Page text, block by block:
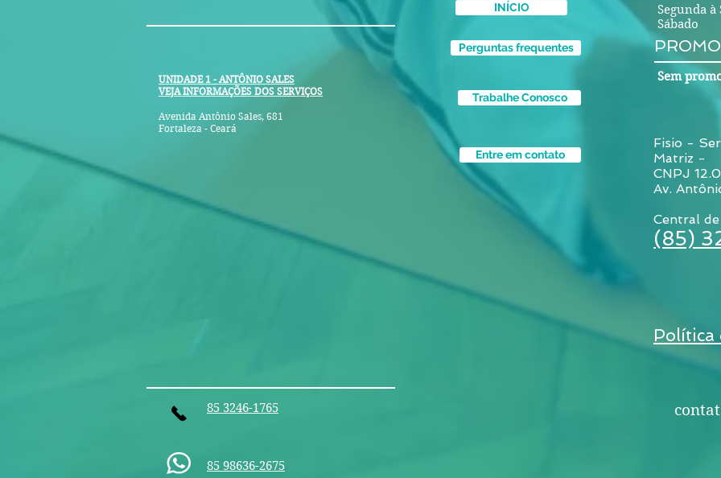
UNIDADE 1 - ANTÔNIO SALES
VEJA INFORMAÇÕES DOS SERVIÇOS
Avenida Antônio Sales, 681
Fortaleza - Ceará
INÍCIO
Perguntas frequentes
Trabalhe Conosco
Entre em contato
Segunda
Sem
Fisio -
Matriz -
CNPJ
Av.
Central
(85)
Política
85 3246-1765
85 98636-2675